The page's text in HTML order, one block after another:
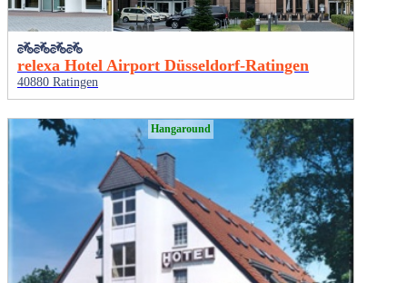
relexa Hotel Airport Düsseldorf-Ratingen
40880 Ratingen
Hangaround